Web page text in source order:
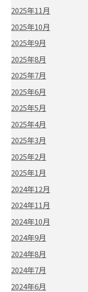
2025年11月
2025年10月
2025年9月
2025年8月
2025年7月
2025年6月
2025年5月
2025年4月
2025年3月
2025年2月
2025年1月
2024年12月
2024年11月
2024年10月
2024年9月
2024年8月
2024年7月
2024年6月